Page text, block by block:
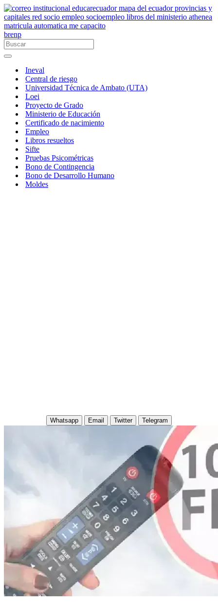
brenp
Ineval
Central de riesgo
Universidad Técnica de Ambato (UTA)
Loei
Proyecto de Grado
Ministerio de Educación
Certificado de nacimiento
Empleo
Libros resueltos
Sifte
Pruebas Psicométricas
Bono de Contingencia
Bono de Desarrollo Humano
Moldes
Whatsapp Email Twitter Telegram